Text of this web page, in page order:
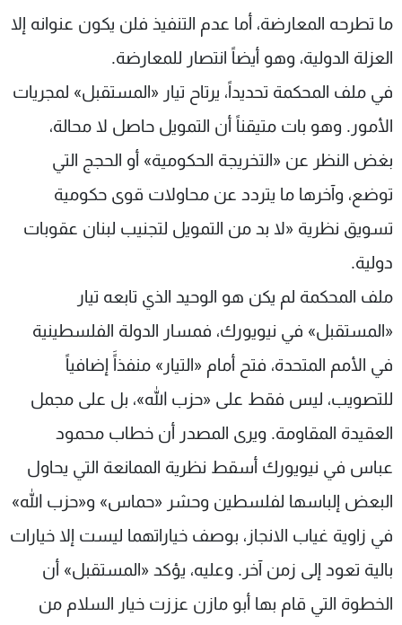
ما تطرحه المعارضة، أما عدم التنفيذ فلن يكون عنوانه إلا
العزلة الدولية، وهو أيضاً انتصار للمعارضة.
في ملف المحكمة تحديداً، يرتاح تيار «المستقبل» لمجريات
الأمور. وهو بات متيقناً أن التمويل حاصل لا محالة،
بغض النظر عن «التخريجة الحكومية» أو الحجج التي
توضع، وآخرها ما يتردد عن محاولات قوى حكومية
تسويق نظرية «لا بد من التمويل لتجنيب لبنان عقوبات
دولية.
ملف المحكمة لم يكن هو الوحيد الذي تابعه تيار
«المستقبل» في نيويورك، فمسار الدولة الفلسطينية
في الأمم المتحدة، فتح أمام «التيار» منفذاًَ إضافياً
للتصويب، ليس فقط على «حزب الله»، بل على مجمل
العقيدة المقاومة. ويرى المصدر أن خطاب محمود
عباس في نيويورك أسقط نظرية الممانعة التي يحاول
البعض إلباسها لفلسطين وحشر «حماس» و«حزب الله»
في زاوية غياب الانجاز، بوصف خياراتهما ليست إلا خيارات
بالية تعود إلى زمن آخر. وعليه، يؤكد «المستقبل» أن
الخطوة التي قام بها أبو مازن عززت خيار السلام من